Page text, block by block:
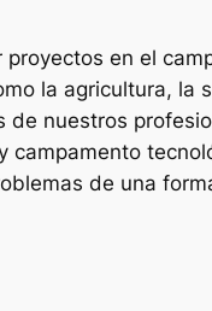
proyectos en el
la agricultura,
de nuestros
de una